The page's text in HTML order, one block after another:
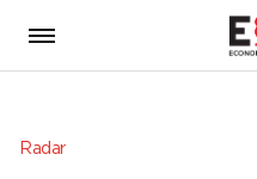
Radar